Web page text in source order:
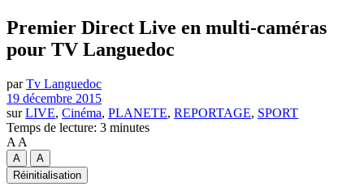
Premier Direct Live en multi-caméras
pour TV Languedoc
par Tv Languedoc
19 décembre 2015
sur LIVE, Cinéma, PLANETE, REPORTAGE, SPORT
Temps de lecture: 3 minutes
A A
A
A
Réinitialisation